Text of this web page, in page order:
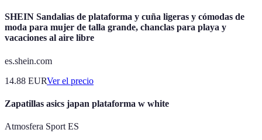
SHEIN Sandalias de plataforma y cuña ligeras y cómodas de
moda para mujer de talla grande, chanclas para playa y
vacaciones al aire libre
es.shein.com
14.88 EURVer el precio
Zapatillas asics japan plataforma w white
Atmosfera Sport ES